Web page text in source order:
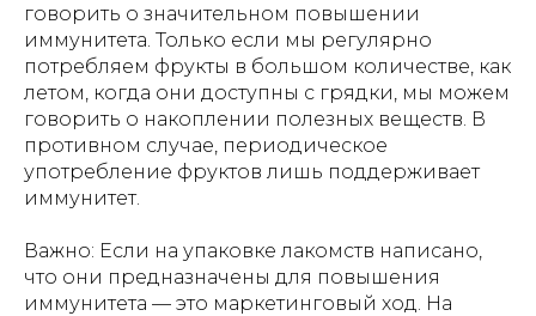
говорить о значительном повышении
иммунитета. Только если мы регулярно
потребляем фрукты в большом количестве, как
летом, когда они доступны с грядки, мы можем
говорить о накоплении полезных веществ. В
противном случае, периодическое
употребление фруктов лишь поддерживает
иммунитет.
Важно: Если на упаковке лакомств написано,
что они предназначены для повышения
иммунитета — это маркетинговый ход. На